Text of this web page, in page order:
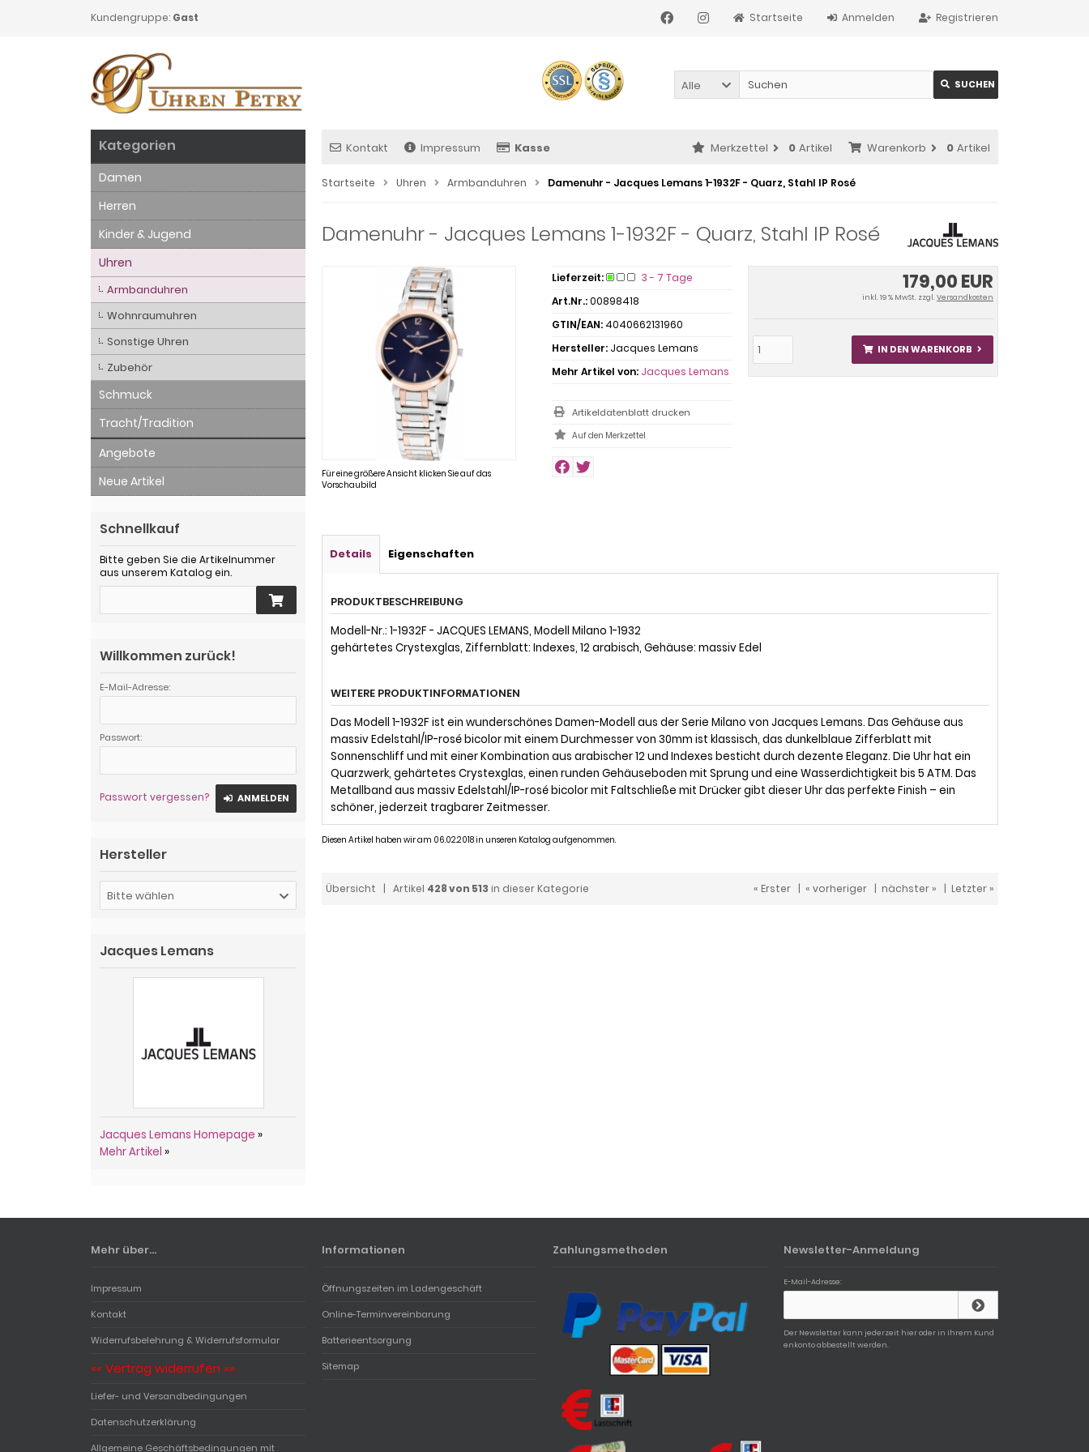
Kundengruppe: Gast Registrieren
Anmelden
Startseite
Alle SUCHEN
Kontakt Impressum Kasse Warenkorb 0 Artikel
Merkzettel 0 Artikel
Startseite Uhren Armbanduhren Damenuhr - Jacques Lemans 1-1932F - Quarz, Stahl IP Rosé
Damenuhr - Jacques Lemans 1-1932F - Quarz, Stahl IP Rosé
Für eine größere Ansicht klicken Sie auf das
Vorschaubild
179,00 EUR
inkl. 19 % MwSt. zzgl.Versandkosten
IN DEN WARENKORB
Lieferzeit:
3 - 7 Tage
Art.Nr.:00898418
GTIN/EAN: 4040662131960
Hersteller: Jacques Lemans
Mehr Artikel von: Jacques Lemans
Artikeldatenblatt drucken
Details Eigenschaften
PRODUKTBESCHREIBUNG
Modell-Nr.: 1-1932F - JACQUES LEMANS, Modell Milano 1-1932
gehärtetes Crystexglas, Ziffernblatt: Indexes, 12 arabisch, Gehäuse: massiv Edel
WEITERE PRODUKTINFORMATIONEN
Das Modell 1-1932F ist ein wunderschönes Damen-Modell aus der Serie Milano von Jacques Lemans. Das Gehäuse aus
massiv Edelstahl/IP-rosé bicolor mit einem Durchmesser von 30mm ist klassisch, das dunkelblaue Zifferblatt mit
Sonnenschliff und mit einer Kombination aus arabischer 12 und Indexes besticht durch dezente Eleganz. Die Uhr hat ein
Quarzwerk, gehärtetes Crystexglas, einen runden Gehäuseboden mit Sprung und eine Wasserdichtigkeit bis 5 ATM. Das
Metallband aus massiv Edelstahl/IP-rosé bicolor mit Faltschließe mit Drücker gibt dieser Uhr das perfekte Finish – ein
schöner, jederzeit tragbarer Zeitmesser.
Diesen Artikel haben wir am 06.02.2018 in unseren Katalog aufgenommen.
Übersicht | Artikel 428 von 513 in dieser Kategorie « Erster | « vorheriger | nächster » | Letzter »
Kategorien
Damen
Herren
Kinder & Jugend
Uhren
Armbanduhren
Wohnraumuhren
Sonstige Uhren
Zubehör
Schmuck
Tracht/Tradition
Angebote
Neue Artikel
Schnellkauf
Bitte geben Sie die Artikelnummer
aus unserem Katalog ein.
Willkommen zurück!
E-Mail-Adresse:
Passwort:
Passwort vergessen? ANMELDEN
Hersteller
Bitte wählen
Jacques Lemans
Jacques Lemans Homepage »
Mehr Artikel »
Mehr über...
Impressum
Kontakt
Widerrufsbelehrung & Widerrufsformular
«« Vertrag widerrufen »»
Liefer- und Versandbedingungen
Datenschutzerklärung
Allgemeine Geschäftsbedingungen mit
Informationen
Öffnungszeiten im Ladengeschäft
Online-Terminvereinbarung
Batterieentsorgung
Sitemap
Zahlungsmethoden Newsletter-Anmeldung
E-Mail-Adresse:
Der Newsletter kann jederzeit hier oder in Ihrem Kund
enkonto abbestellt werden.